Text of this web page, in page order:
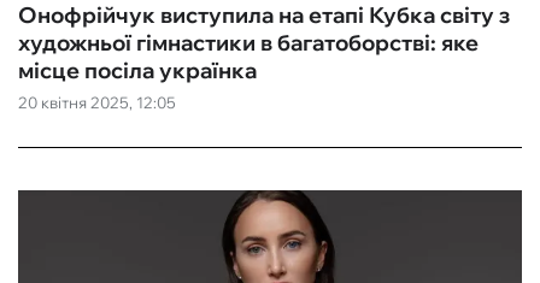
20 квітня 2025, 12:05
Онофрійчук виступила на етапі Кубка світу з
художньої гімнастики в багатоборстві: яке
місце посіла українка